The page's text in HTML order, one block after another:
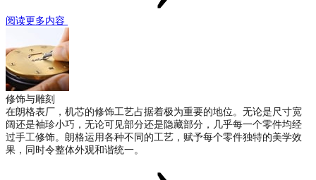
阅读更多内容
修饰与雕刻
在朗格表厂，机芯的修饰工艺占据着极为重要的地位。无论是尺寸宽
阔还是袖珍小巧，无论可见部分还是隐藏部分，几乎每一个零件均经
过手工修饰。朗格运用各种不同的工艺，赋予每个零件独特的美学效
果，同时令整体外观和谐统一。